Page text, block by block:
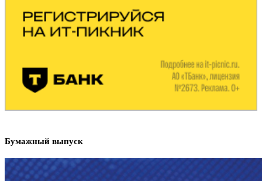
Бумажный выпуск